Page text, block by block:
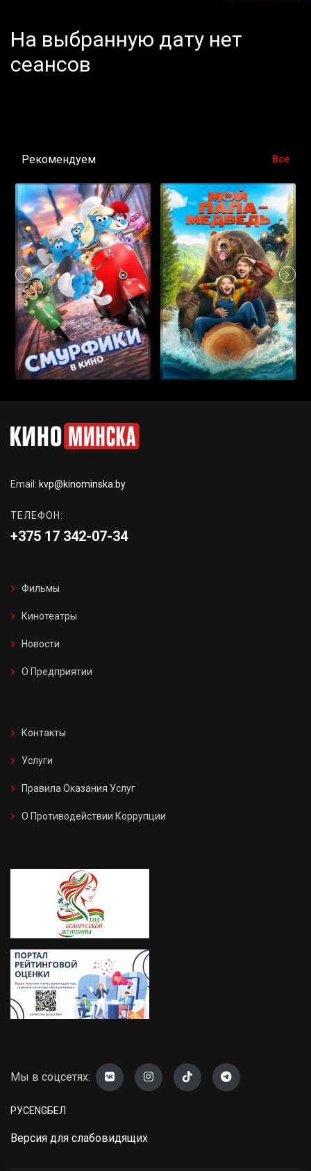
На выбранную дату нет
сеансов
Рекомендуем Все
Email: kvp@kinominska.by
ТЕЛЕФОН:
+375 17 342-07-34
Фильмы
Кинотеатры
Новости
О Предприятии
Контакты
Услуги
Правила Оказания Услуг
О Противодействии Коррупции
Мы в соцсетях:
РУСENGБЕЛ
Версия для слабовидящих